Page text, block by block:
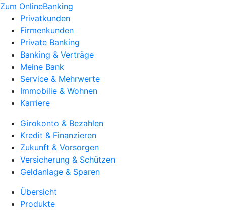
Zum OnlineBanking
Privatkunden
Firmenkunden
Private Banking
Banking & Verträge
Meine Bank
Service & Mehrwerte
Immobilie & Wohnen
Karriere
Girokonto & Bezahlen
Kredit & Finanzieren
Zukunft & Vorsorgen
Versicherung & Schützen
Geldanlage & Sparen
Übersicht
Produkte